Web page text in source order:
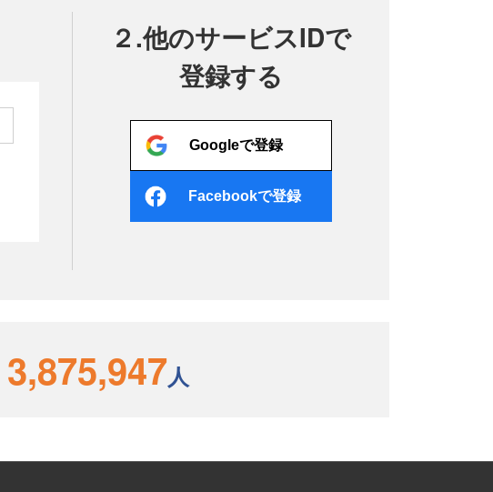
２.他のサービスIDで
登録する
Googleで登録
Facebookで登録
3,875,947人